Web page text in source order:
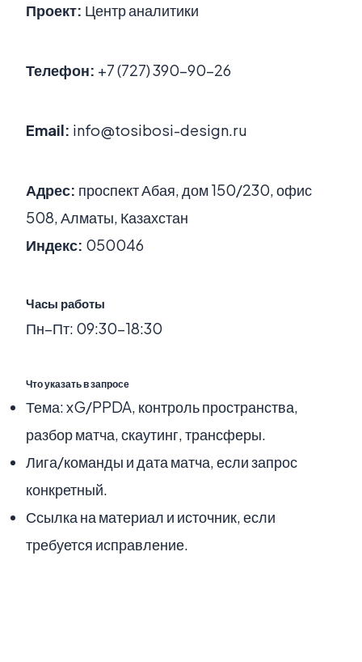
Проект: Центр аналитики
Телефон: +7 (727) 390-90-26
Email: info@tosibosi-design.ru
Адрес: проспект Абая, дом 150/230, офис
508, Алматы, Казахстан
Индекс: 050046
Часы работы
Пн–Пт: 09:30–18:30
Что указать в запросе
Тема: xG/PPDA, контроль пространства,
разбор матча, скаутинг, трансферы.
Лига/команды и дата матча, если запрос
конкретный.
Ссылка на материал и источник, если
требуется исправление.